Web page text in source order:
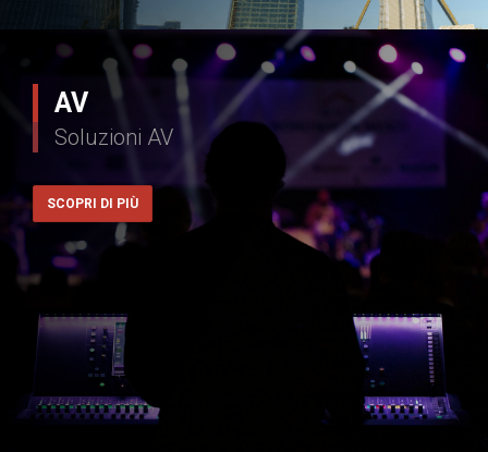
AV
Soluzioni AV
SCOPRI DI PIÙ